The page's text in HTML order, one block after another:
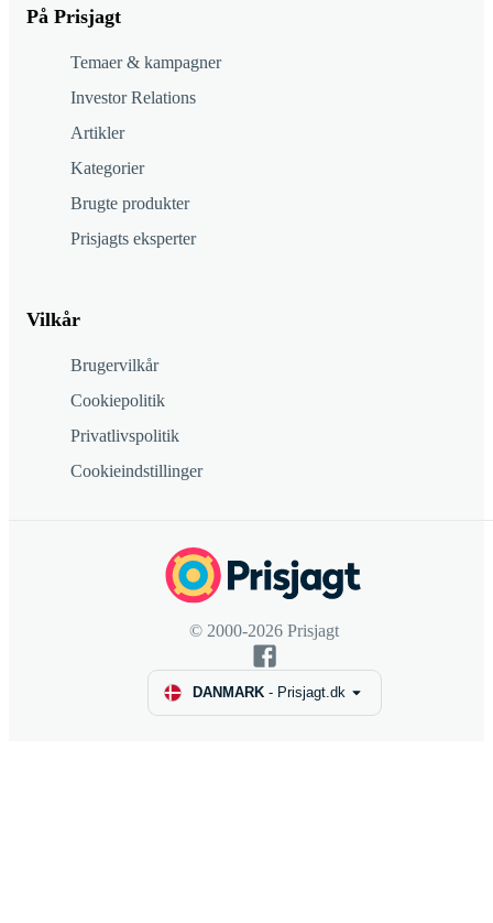
På Prisjagt
Temaer & kampagner
Investor Relations
Artikler
Kategorier
Brugte produkter
Prisjagts eksperter
Vilkår
Brugervilkår
Cookiepolitik
Privatlivspolitik
Cookieindstillinger
© 2000-2026 Prisjagt
DANMARK- Prisjagt.dk